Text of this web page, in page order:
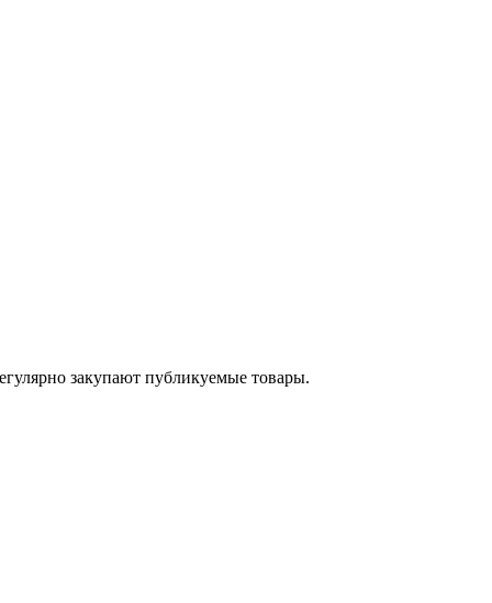
закупают публикуемые товары.